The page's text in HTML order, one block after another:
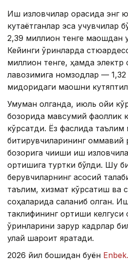
Иш изловчилар орасида энг
кутаётганлар эса учувчилар
2,39 миллион тенге маошдан
Кейинги ўринларда
миллион тенге, ҳамда электр
лавозимига номзодлар — 1,32
миқдоридаги маошни
Умуман олганда, июль ойи
бозорида мавсумий фаоллик
кўрсатди. Ёз фаслида таълим
битирувчиларининг оммавий
бозорига чиқиши иш
ортишига туртки бўлди. Шу
берувчиларнинг асосий
таълим, хизмат кўрсатиш ва
соҳаларида сақланиб қолган.
таклифининг ортиши
ўринларини зарур кадрлар
қулай шароит яратади.
2026 йил бошидан буён